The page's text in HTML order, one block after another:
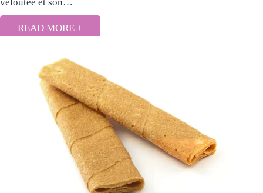
veloutée et son…
READ MORE +